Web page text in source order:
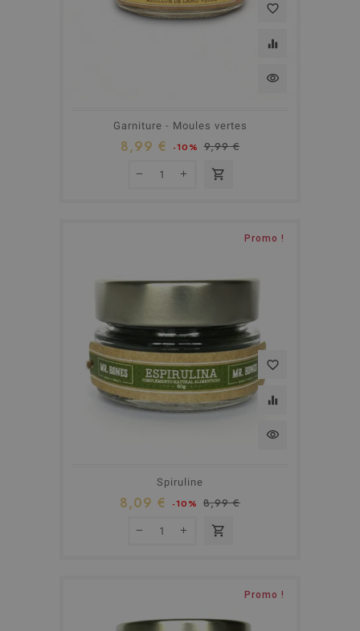
favorite_border
equalizer
visibility
Garniture - Moules vertes
8,99 € -10% 9,99 €
shopping_cart
Promo !
favorite_border
equalizer
visibility
Spiruline
8,09 € -10% 8,99 €
shopping_cart
Promo !